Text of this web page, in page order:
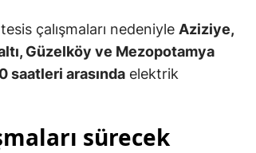
çalışmaları nedeniyle Aziziye,
Güzelköy ve Mezopotamya
saatleri arasında elektrik
sürecek